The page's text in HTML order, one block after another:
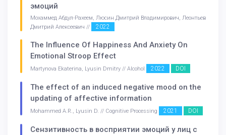
эмоций
Мохаммед Абдул-Рахеем, Люсин Дмитрий Владимирович, Леонтьев
Дмитрий Алексеевич //
2022
The Influence Of Happiness And Anxiety On
Emotional Stroop Effect
Martynova Ekaterina, Lyusin Dmitry // Alcohol 2022 DOI
The effect of an induced negative mood on the
updating of affective information
Mohammed A.R., Lyusin D. // Cognitive Processing 2021 DOI
Сензитивность в восприятии эмоций у лиц с